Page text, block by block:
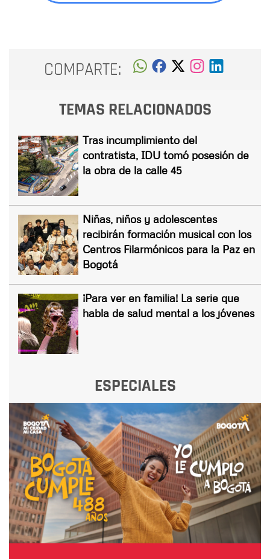
COMPARTE:
TEMAS RELACIONADOS
Tras incumplimiento del
contratista, IDU tomó posesión de
la obra de la calle 45
Niñas, niños y adolescentes
recibirán formación musical con los
Centros Filarmónicos para la Paz en
Bogotá
¡Para ver en familia! La serie que
habla de salud mental a los jóvenes
ESPECIALES